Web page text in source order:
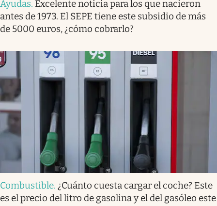
Ayudas. Excelente noticia para los que nacieron
antes de 1973. El SEPE tiene este subsidio de más
de 5000 euros, ¿cómo cobrarlo?
Combustible. ¿Cuánto cuesta cargar el coche? Este
es el precio del litro de gasolina y el del gasóleo este